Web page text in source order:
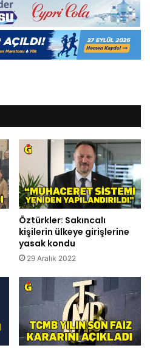
Öztürkler: Sakıncalı
kişilerin ülkeye girişlerine
yasak kondu
29 Aralık 2022